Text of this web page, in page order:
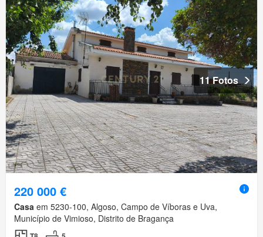
11 Fotos
220 000 €
Casa em 5230-100, Algoso, Campo de Víboras e Uva,
Município de Vimioso, Distrito de Bragança